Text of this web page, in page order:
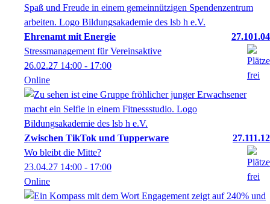
Ehrenamt mit Energie
27.101.04
Stressmanagement für Vereinsaktive
26.02.27 14:00 - 17:00
Online
Zwischen TikTok und Tupperware
27.111.12
Wo bleibt die Mitte?
23.04.27 14:00 - 17:00
Online